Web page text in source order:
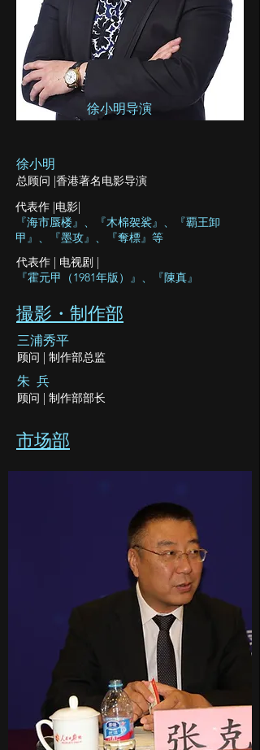
​徐小明
总顾问 |香港著名电影导演
代表作 |电影|
『海市蜃楼』、『木棉袈裟』、『覇王卸
甲』、『墨攻』、『奪標』等
代表作 | 电视剧 |
『霍元甲（1981年版）』、『陳真』
​市场部
​撮影・制作部
​三浦秀平
顾问 | 制作部总监
朱 兵​
顾问 | 制作部部长
​徐小明导演